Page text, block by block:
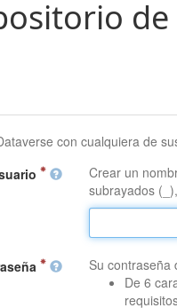
con cualquiera de
Crear un
subrayados
Su contraseña
De 6